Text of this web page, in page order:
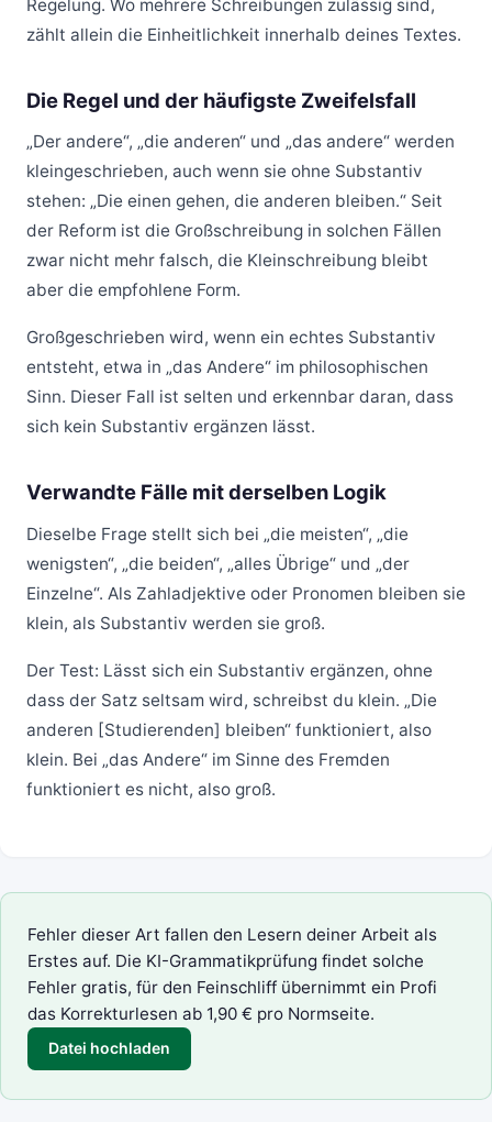
Regelung. Wo mehrere Schreibungen zulässig sind,
zählt allein die Einheitlichkeit innerhalb deines Textes.
Die Regel und der häufigste Zweifelsfall
„Der andere“, „die anderen“ und „das andere“ werden
kleingeschrieben, auch wenn sie ohne Substantiv
stehen: „Die einen gehen, die anderen bleiben.“ Seit
der Reform ist die Großschreibung in solchen Fällen
zwar nicht mehr falsch, die Kleinschreibung bleibt
aber die empfohlene Form.
Großgeschrieben wird, wenn ein echtes Substantiv
entsteht, etwa in „das Andere“ im philosophischen
Sinn. Dieser Fall ist selten und erkennbar daran, dass
sich kein Substantiv ergänzen lässt.
Verwandte Fälle mit derselben Logik
Dieselbe Frage stellt sich bei „die meisten“, „die
wenigsten“, „die beiden“, „alles Übrige“ und „der
Einzelne“. Als Zahladjektive oder Pronomen bleiben sie
klein, als Substantiv werden sie groß.
Der Test: Lässt sich ein Substantiv ergänzen, ohne
dass der Satz seltsam wird, schreibst du klein. „Die
anderen [Studierenden] bleiben“ funktioniert, also
klein. Bei „das Andere“ im Sinne des Fremden
funktioniert es nicht, also groß.
Fehler dieser Art fallen den Lesern deiner Arbeit als
Erstes auf. Die KI-Grammatikprüfung findet solche
Fehler gratis, für den Feinschliff übernimmt ein Profi
das Korrekturlesen ab 1,90 € pro Normseite.
Datei hochladen